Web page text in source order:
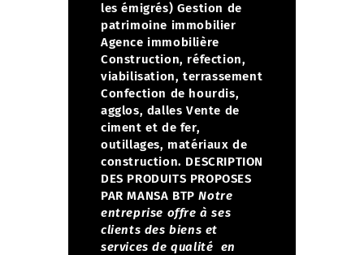
les émigrés) Gestion de
patrimoine immobilier
Agence immobilière
Construction, réfection,
viabilisation, terrassement
Confection de hourdis,
agglos, dalles Vente de
ciment et de fer,
outillages, matériaux de
construction. DESCRIPTION
DES PRODUITS PROPOSES
PAR MANSA BTP Notre
entreprise offre à ses
clients des biens et
services de qualité en